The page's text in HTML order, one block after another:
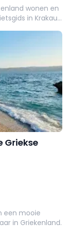
wonen en
in Krakau
periodes.
Griekse
een mooie
in Griekenland.